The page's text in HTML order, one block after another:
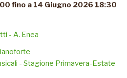
fino a 14 Giugno 2026 18:30
- A. Enea
- Stagione Primavera-Estate